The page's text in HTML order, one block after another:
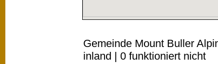
Gemeinde Mount Buller
inland | 0 funktioniert nicht